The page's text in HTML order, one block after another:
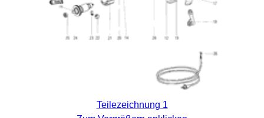
Teilezeichnung 1